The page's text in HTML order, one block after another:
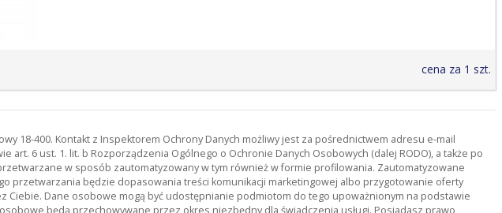
cena za 1 szt.
18-400. Kontakt z Inspektorem Ochrony Danych możliwy jest za pośrednictwem adresu e-mail
6 ust. 1. lit. b Rozporządzenia Ogólnego o Ochronie Danych Osobowych (dalej RODO), a także po
w sposób zautomatyzowany w tym również w formie profilowania. Zautomatyzowane
przetwarzania będzie dopasowania treści komunikacji marketingowej albo przygotowanie oferty
Dane osobowe mogą być udostępnianie podmiotom do tego upoważnionym na podstawie
będą przechowywane przez okres niezbędny dla świadczenia usługi. Posiadasz prawo